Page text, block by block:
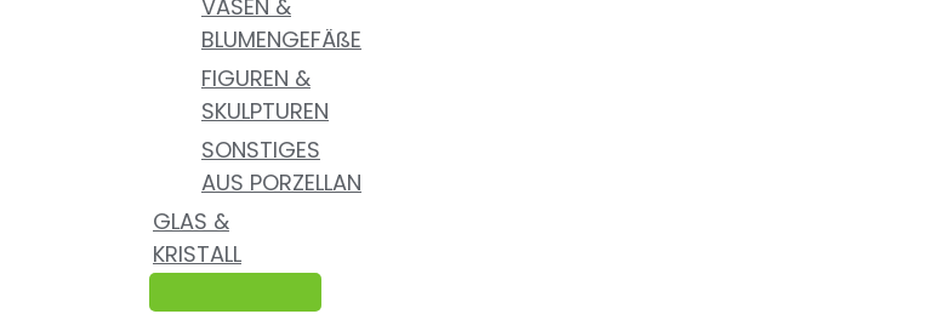
VASEN &
BLUMENGEFÄßE
FIGUREN &
SKULPTUREN
SONSTIGES
AUS PORZELLAN
GLAS &
KRISTALL